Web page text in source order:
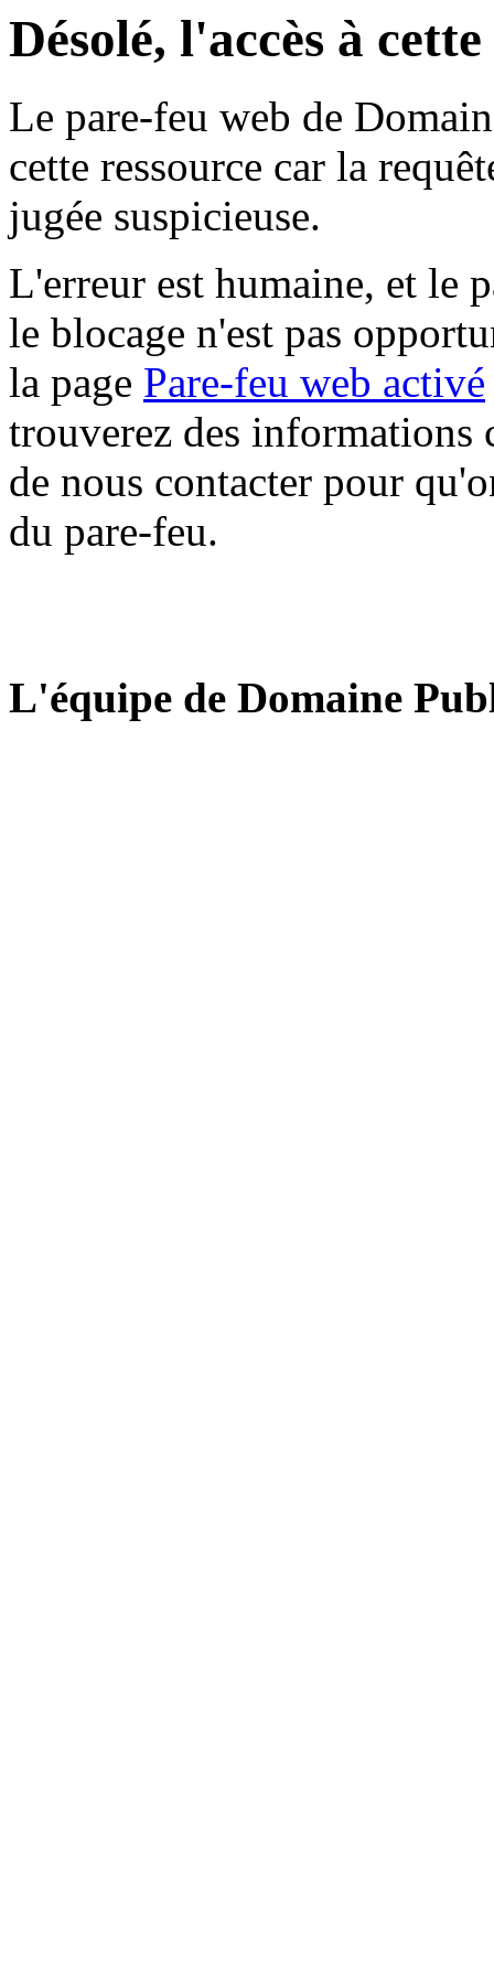
Désolé, l'accès à
Le pare-feu web de
cette ressource car la
jugée suspicieuse.
L'erreur est humaine, et le
le blocage n'est pas
la page Pare-feu web activé
trouverez des informations
de nous contacter pour
du pare-feu.
L'équipe de Domaine